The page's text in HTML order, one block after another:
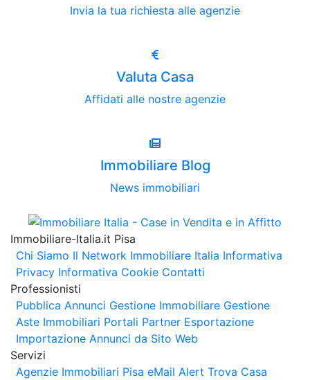
Invia la tua richiesta alle agenzie
Valuta Casa
Affidati alle nostre agenzie
Immobiliare Blog
News immobiliari
Immobiliare-Italia.it Pisa
Chi Siamo Il Network Immobiliare Italia Informativa
Privacy Informativa Cookie Contatti
Professionisti
Pubblica Annunci Gestione Immobiliare Gestione
Aste Immobiliari Portali Partner Esportazione
Importazione Annunci da Sito Web
Servizi
Agenzie Immobiliari Pisa eMail Alert Trova Casa